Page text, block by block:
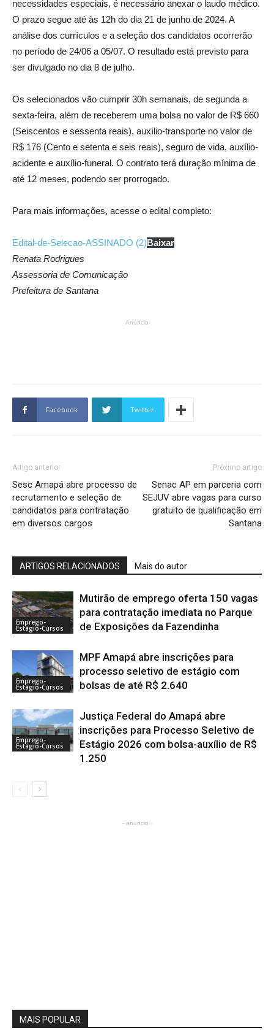
necessidades especiais, é necessário anexar o laudo médico.
O prazo segue até às 12h do dia 21 de junho de 2024. A
análise dos currículos e a seleção dos candidatos ocorrerão
no período de 24/06 a 05/07. O resultado está previsto para
ser divulgado no dia 8 de julho.
Os selecionados vão cumprir 30h semanais, de segunda a
sexta-feira, além de receberem uma bolsa no valor de R$ 660
(Seiscentos e sessenta reais), auxílio-transporte no valor de
R$ 176 (Cento e setenta e seis reais), seguro de vida, auxílio-
acidente e auxílio-funeral. O contrato terá duração mínima de
até 12 meses, podendo ser prorrogado.
Para mais informações, acesse o edital completo:
Edital-de-Selecao-ASSINADO (2)Baixar
Renata Rodrigues
Assessoria de Comunicação
Prefeitura de Santana
Anúncio
Facebook Twitter
Artigo anterior
Sesc Amapá abre processo de
recrutamento e seleção de
candidatos para contratação
em diversos cargos
Próximo artigo
Senac AP em parceria com
SEJUV abre vagas para curso
gratuito de qualificação em
Santana
ARTIGOS RELACIONADOS Mais do autor
Emprego-
Estágio-Cursos
Mutirão de emprego oferta 150 vagas
para contratação imediata no Parque
de Exposições da Fazendinha
Emprego-
Estágio-Cursos
MPF Amapá abre inscrições para
processo seletivo de estágio com
bolsas de até R$ 2.640
Emprego-
Estágio-Cursos
Justiça Federal do Amapá abre
inscrições para Processo Seletivo de
Estágio 2026 com bolsa-auxílio de R$
1.250
- anuncio -
MAIS POPULAR